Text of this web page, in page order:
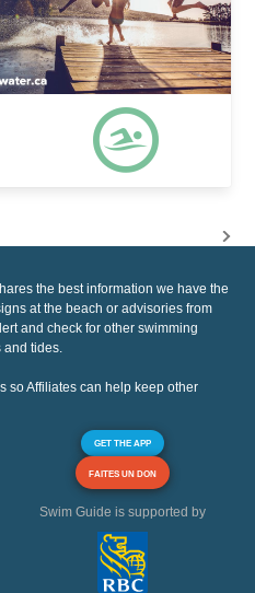
the best information we have the
at the beach or advisories from
and check for other swimming
and tides.
so Affiliates can help keep other
GET THE APP
FAITES UN DON
Swim Guide is supported by